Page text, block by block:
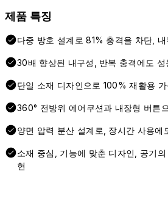
제품 특징
다중 방호 설계로 81% 충격을 차단,
30배 향상된 내구성, 반복 충격에도 성
단일 소재 디자인으로 100% 재활용 가
360° 전방위 에어쿠션과 내장형 버튼
양면 압력 분산 설계로, 장시간 사용에
소재 중심, 기능에 맞춘 디자인, 공기
현